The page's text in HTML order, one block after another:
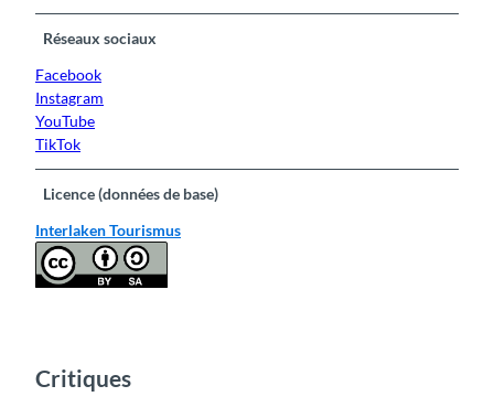
Réseaux sociaux
Facebook
Instagram
YouTube
TikTok
Licence (données de base)
Interlaken Tourismus
Critiques